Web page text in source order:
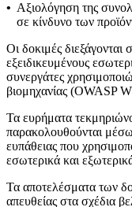
• Αξιολόγηση της
σε κίνδυνο των
Οι δοκιμές
εξειδικευμένους
συνεργάτες
βιομηχανίας (OWASP
Τα ευρήματα
παρακολουθούνται μέσω
ευπάθειας που
εσωτερικά και
Τα αποτελέσματα των
απευθείας στα σχέδια